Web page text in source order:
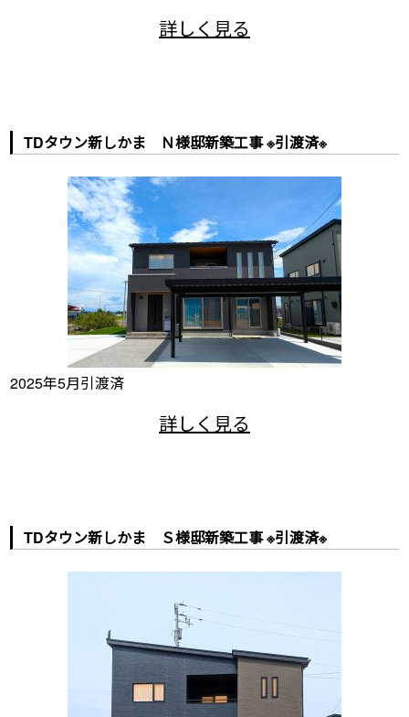
TDタウン新しかま Ｎ様邸新築工事 ※引渡済※
2025年5月引渡済
TDタウン新しかま Ｓ様邸新築工事 ※引渡済※